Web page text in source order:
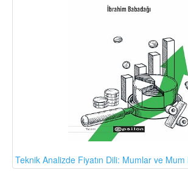
Teknik Analizde Fiyatın Dili: Mumlar ve Mum